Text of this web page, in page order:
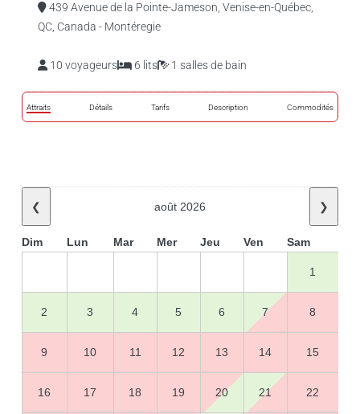
439 Avenue de la Pointe-Jameson, Venise-en-Québec,
QC, Canada - Montéregie
10 voyageurs 6 lits 1 salles de bain
Attraits Détails Tarifs Description Commodités
❮ août 2026 ❯
Dim Lun Mar Mer Jeu Ven Sam
1
2 3 4 5 6 7 8
9 10 11 12 13 14 15
16 17 18 19 20 21 22